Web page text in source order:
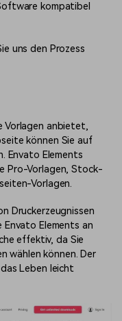
kompatibel
uns den Prozess
Vorlagen anbietet,
können Sie auf
Envato Elements
Pro-Vorlagen, Stock-
Vorlagen.
Druckerzeugnissen
Elements an
effektiv, da Sie
wählen können. Der
Leben leicht